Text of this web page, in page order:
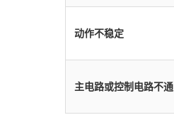
动作不稳定
主电路或控制电路不通